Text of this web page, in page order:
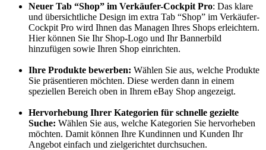
Neuer Tab “Shop” im Verkäufer-Cockpit Pro: Das klare
und übersichtliche Design im extra Tab “Shop” im Verkäufer-
Cockpit Pro wird Ihnen das Managen Ihres Shops erleichtern.
Hier können Sie Ihr Shop-Logo und Ihr Bannerbild
hinzufügen sowie Ihren Shop einrichten.
Ihre Produkte bewerben: Wählen Sie aus, welche Produkte
Sie präsentieren möchten. Diese werden dann in einem
speziellen Bereich oben in Ihrem eBay Shop angezeigt.
Hervorhebung Ihrer Kategorien für schnelle gezielte
Suche: Wählen Sie aus, welche Kategorien Sie hervorheben
möchten. Damit können Ihre Kundinnen und Kunden Ihr
Angebot einfach und zielgerichtet durchsuchen.